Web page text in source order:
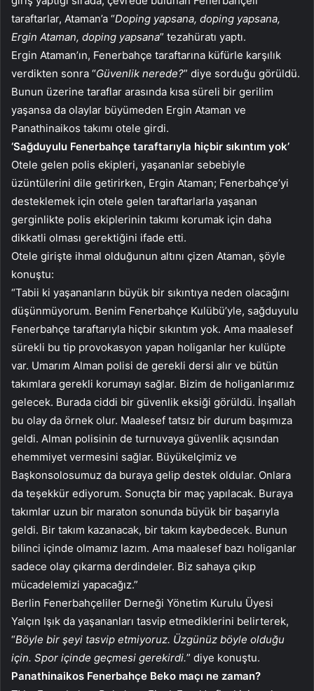
taraftarlar, Ataman’a “Doping yapsana, doping yapsana,
Ergin Ataman, doping yapsana” tezahüratı yaptı.
Ergin Ataman’ın, Fenerbahçe taraftarına küfürle karşılık
verdikten sonra “Güvenlik nerede?” diye sorduğu görüldü.
Bunun üzerine taraflar arasında kısa süreli bir gerilim
yaşansa da olaylar büyümeden Ergin Ataman ve
Panathinaikos takımı otele girdi.
‘Sağduyulu Fenerbahçe taraftarıyla hiçbir sıkıntım yok’
Otele gelen polis ekipleri, yaşananlar sebebiyle
üzüntülerini dile getirirken, Ergin Ataman; Fenerbahçe’yi
desteklemek için otele gelen taraftarlarla yaşanan
gerginlikte polis ekiplerinin takımı korumak için daha
dikkatli olması gerektiğini ifade etti.
Otele girişte ihmal olduğunun altını çizen Ataman, şöyle
konuştu:
“Tabii ki yaşananların büyük bir sıkıntıya neden olacağını
düşünmüyorum. Benim Fenerbahçe Kulübü’yle, sağduyulu
Fenerbahçe taraftarıyla hiçbir sıkıntım yok. Ama maalesef
sürekli bu tip provokasyon yapan holiganlar her kulüpte
var. Umarım Alman polisi de gerekli dersi alır ve bütün
takımlara gerekli korumayı sağlar. Bizim de holiganlarımız
gelecek. Burada ciddi bir güvenlik eksiği görüldü. İnşallah
bu olay da örnek olur. Maalesef tatsız bir durum başımıza
geldi. Alman polisinin de turnuvaya güvenlik açısından
ehemmiyet vermesini sağlar. Büyükelçimiz ve
Başkonsolosumuz da buraya gelip destek oldular. Onlara
da teşekkür ediyorum. Sonuçta bir maç yapılacak. Buraya
takımlar uzun bir maraton sonunda büyük bir başarıyla
geldi. Bir takım kazanacak, bir takım kaybedecek. Bunun
bilinci içinde olmamız lazım. Ama maalesef bazı holiganlar
sadece olay çıkarma derdindeler. Biz sahaya çıkıp
mücadelemizi yapacağız.”
Berlin Fenerbahçeliler Derneği Yönetim Kurulu Üyesi
Yalçın Işık da yaşananları tasvip etmediklerini belirterek,
“Böyle bir şeyi tasvip etmiyoruz. Üzgünüz böyle olduğu
için. Spor içinde geçmesi gerekirdi.” diye konuştu.
Panathinaikos Fenerbahçe Beko maçı ne zaman?